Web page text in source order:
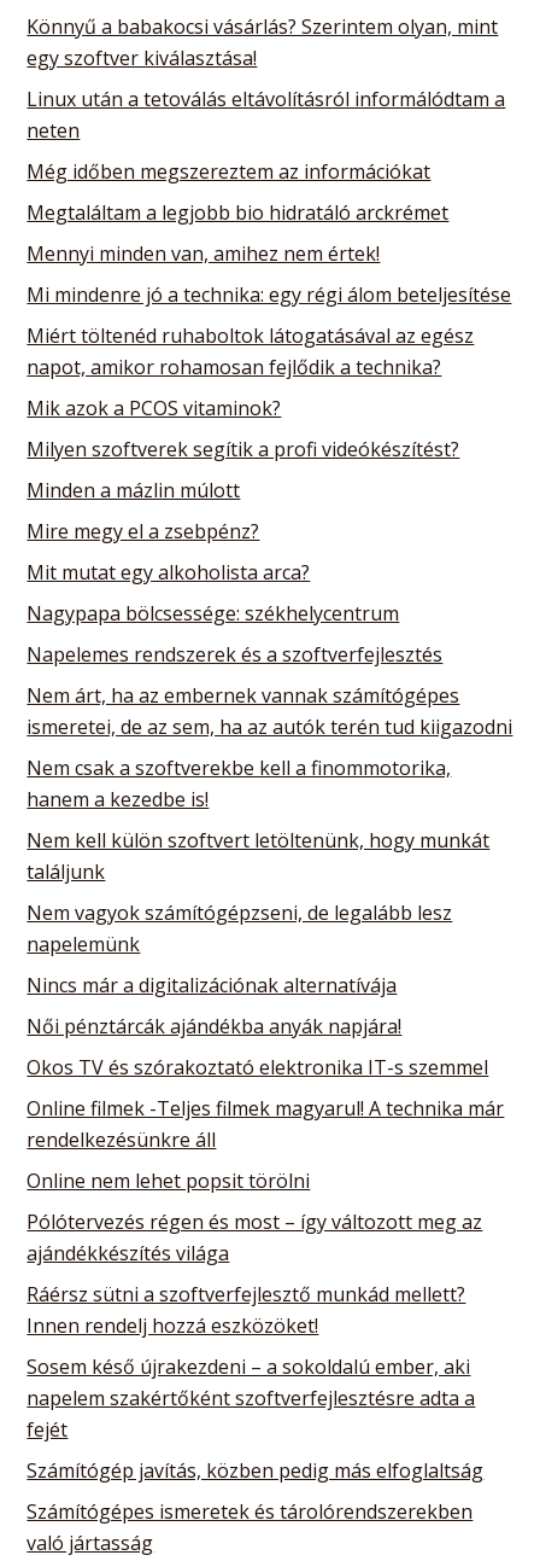
Könnyű a babakocsi vásárlás? Szerintem olyan, mint
egy szoftver kiválasztása!
Linux után a tetoválás eltávolításról informálódtam a
neten
Még időben megszereztem az információkat
Megtaláltam a legjobb bio hidratáló arckrémet
Mennyi minden van, amihez nem értek!
Mi mindenre jó a technika: egy régi álom beteljesítése
Miért töltenéd ruhaboltok látogatásával az egész
napot, amikor rohamosan fejlődik a technika?
Mik azok a PCOS vitaminok?
Milyen szoftverek segítik a profi videókészítést?
Minden a mázlin múlott
Mire megy el a zsebpénz?
Mit mutat egy alkoholista arca?
Nagypapa bölcsessége: székhelycentrum
Napelemes rendszerek és a szoftverfejlesztés
Nem árt, ha az embernek vannak számítógépes
ismeretei, de az sem, ha az autók terén tud kiigazodni
Nem csak a szoftverekbe kell a finommotorika,
hanem a kezedbe is!
Nem kell külön szoftvert letöltenünk, hogy munkát
találjunk
Nem vagyok számítógépzseni, de legalább lesz
napelemünk
Nincs már a digitalizációnak alternatívája
Női pénztárcák ajándékba anyák napjára!
Okos TV és szórakoztató elektronika IT-s szemmel
Online filmek -Teljes filmek magyarul! A technika már
rendelkezésünkre áll
Online nem lehet popsit törölni
Pólótervezés régen és most – így változott meg az
ajándékkészítés világa
Ráérsz sütni a szoftverfejlesztő munkád mellett?
Innen rendelj hozzá eszközöket!
Sosem késő újrakezdeni – a sokoldalú ember, aki
napelem szakértőként szoftverfejlesztésre adta a
fejét
Számítógép javítás, közben pedig más elfoglaltság
Számítógépes ismeretek és tárolórendszerekben
való jártasság